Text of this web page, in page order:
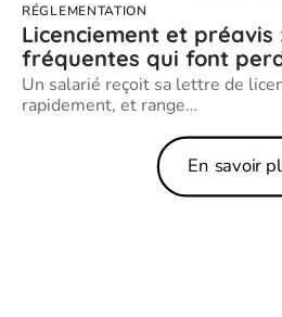
RÉGLEMENTATION
Licenciement et préavis
fréquentes qui font
Un salarié reçoit sa lettre de
rapidement, et range…
En savoir